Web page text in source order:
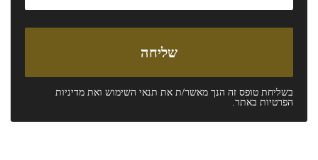
בשליחת טופס זה הנך מאשר/ת את תנאי השימוש ואת מדיניות
הפרטיות באתר.